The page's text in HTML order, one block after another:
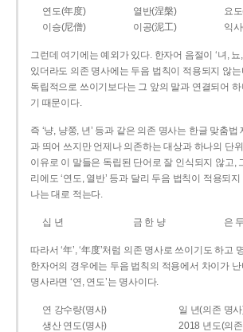
연도(年度) 열반(涅槃)
요
이승(尼僧)
이공(泥工) 익
그런데 여기에는 예외가 있다. 한자어 음절이 ‘녀, 뇨
있더라도 의존 명사에는 두음 법칙이 적용되지 않
독립적으로 쓰이기보다는 그 앞의 말과 연결되어
기 때문이다.
즉 ‘냥, 냥쭝, 년’ 등과 같은 의존 명사는 한글 맞춤
과 띄어 쓰지만 언제나 의존하는 대상과 하나의 단
이유로 이 말들은 독립된 단어로 잘 인식되지 않고,
리에도 ‘연도, 열반’ 등과 달리 두음 법칙이 적용되
나는 대로 적는다.
십 년 금 한 냥 은
따라서 ‘年’, ‘年度’처럼 의존 명사로 쓰이기도 하고
한자어의 경우에는 두음 법칙의 적용에서 차이가 난
명사라면 ‘연, 연도’는 명사이다.
연 강수량(명사)
일 년(의존 명
생산 연도(명사)
2018 년도(의